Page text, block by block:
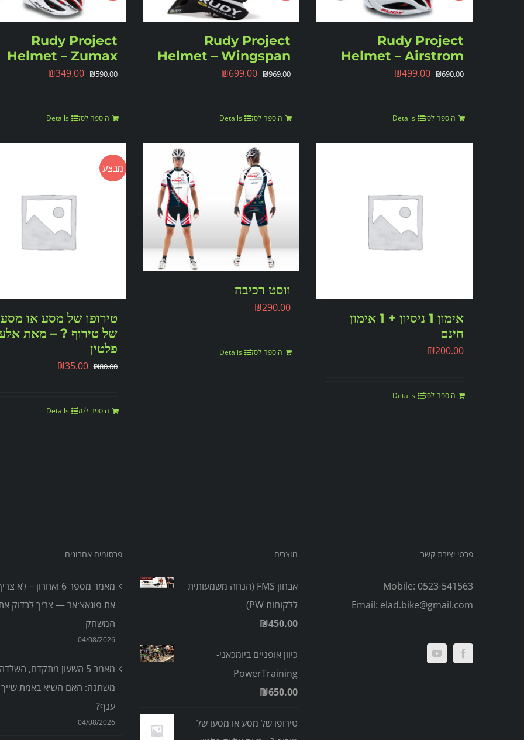
Rudy Project
Helmet – Airstrom
₪690.00
₪499.00
הוספה לסל Details
Rudy Project
Helmet – Wingspan
₪969.00
₪699.00
הוספה לסל Details
Rudy Project
Helmet – Zumax
₪590.00
₪349.00
הוספה לסל Details
אימון 1 ניסיון + 1 אימון
חינם
₪200.00
הוספה לסל Details
ווסט רכיבה
₪290.00
הוספה לסל Details
מבצע
טירופו של מסע או
של טירוף ? – מאת
פלטין
₪80.00
₪35.00
הוספה לסל Details
פרטי יצירת קשר
Mobile: 0523-541563
Email: elad.bike@gmail.com
מוצרים
אבחון FMS (הנחה משמעותית
ללקוחות PW)
₪450.00
כיוון אופניים ביומכאני-
PowerTraining
₪650.00
טירופו של מסע או מסעו של
פרסומים אחרונים
מאמר מספר 6 ואחרון –
את פוגאצ׳אר — צריך לבדוק
המשחק
04/08/2026
מאמר 5 השעון מתקדם,
משתנה: האם השיא באמת שייך
ענף?
04/08/2026